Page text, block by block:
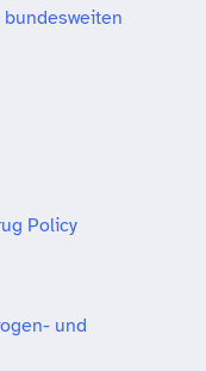
bundesweiten
Policy
und